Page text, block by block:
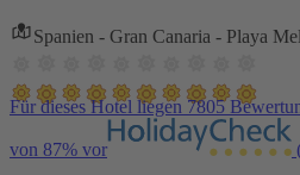
Spanien - Gran Canaria - Playa
Für dieses Hotel liegen 7805
von 87% vor